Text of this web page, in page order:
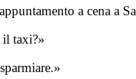
a cena a
il taxi?»